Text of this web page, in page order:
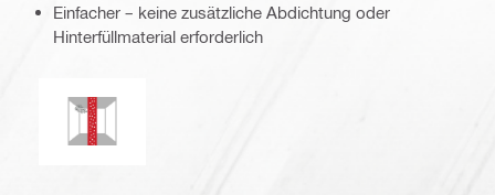
Einfacher – keine zusätzliche Abdichtung oder
Hinterfüllmaterial erforderlich
Schimmel- und Mehltaubeständigkeit